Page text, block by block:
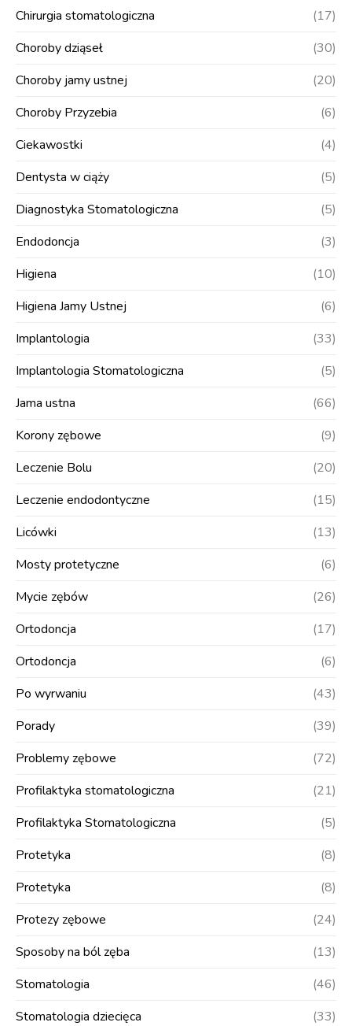
Chirurgia stomatologiczna
(17)
Choroby dziąseł
(30)
Choroby jamy ustnej
(20)
Choroby Przyzebia
(6)
Ciekawostki
(4)
Dentysta w ciąży
(5)
Diagnostyka Stomatologiczna
(5)
Endodoncja
(3)
Higiena
(10)
Higiena Jamy Ustnej
(6)
Implantologia
(33)
Implantologia Stomatologiczna
(5)
Jama ustna
(66)
Korony zębowe
(9)
Leczenie Bolu
(20)
Leczenie endodontyczne
(15)
Licówki
(13)
Mosty protetyczne
(6)
Mycie zębów
(26)
Ortodoncja
(17)
Ortodoncja
(6)
Po wyrwaniu
(43)
Porady
(39)
Problemy zębowe
(72)
Profilaktyka stomatologiczna
(21)
Profilaktyka Stomatologiczna
(5)
Protetyka
(8)
Protetyka
(8)
Protezy zębowe
(24)
Sposoby na ból zęba
(13)
Stomatologia
(46)
Stomatologia dziecięca
(33)